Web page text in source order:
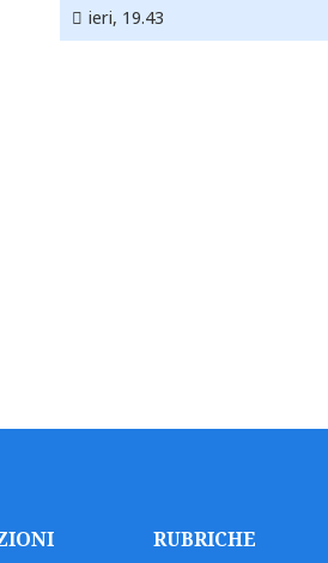
ieri, 19.43
RUBRICHE